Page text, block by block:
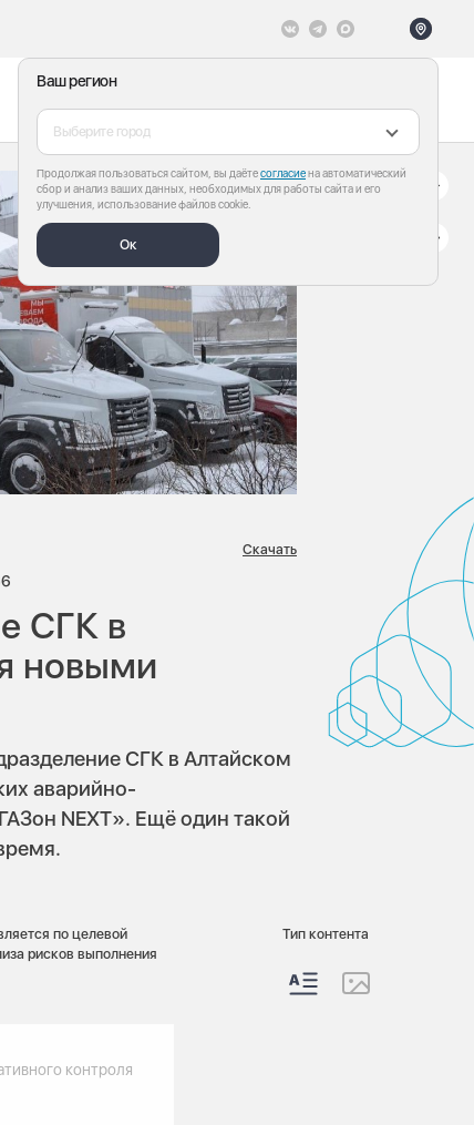
Ваш регион
Выберите город
Продолжая пользоваться сайтом, вы даётесогласиена автоматический
сбор и анализ ваших данных, необходимых для работы сайта и его
улучшения, использование файлов cookie.
Ок
Скачать
СГК в
новыми
СГК в Алтайском
аварийно-
NEXT». Ещё один такой
по целевой
рисков выполнения
контроля
Тип контента